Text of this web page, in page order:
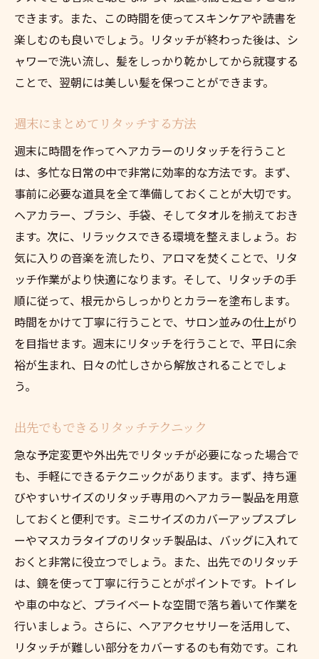
できます。また、この時間を使ってスキンケアや読書を
楽しむのも良いでしょう。リタッチが終わった後は、シ
ャワーで洗い流し、髪をしっかり乾かしてから就寝する
ことで、翌朝には美しい髪を保つことができます。
週末にまとめてリタッチする方法
週末に時間を作ってヘアカラーのリタッチを行うこと
は、多忙な日常の中で非常に効率的な方法です。まず、
事前に必要な道具を全て準備しておくことが大切です。
ヘアカラー、ブラシ、手袋、そしてタオルを揃えておき
ます。次に、リラックスできる環境を整えましょう。お
気に入りの音楽を流したり、アロマを焚くことで、リタ
ッチ作業がより快適になります。そして、リタッチの手
順に従って、根元からしっかりとカラーを塗布します。
時間をかけて丁寧に行うことで、サロン並みの仕上がり
を目指せます。週末にリタッチを行うことで、平日に余
裕が生まれ、日々の忙しさから解放されることでしょ
う。
出先でもできるリタッチテクニック
急な予定変更や外出先でリタッチが必要になった場合で
も、手軽にできるテクニックがあります。まず、持ち運
びやすいサイズのリタッチ専用のヘアカラー製品を用意
しておくと便利です。ミニサイズのカバーアップスプレ
ーやマスカラタイプのリタッチ製品は、バッグに入れて
おくと非常に役立つでしょう。また、出先でのリタッチ
は、鏡を使って丁寧に行うことがポイントです。トイレ
や車の中など、プライベートな空間で落ち着いて作業を
行いましょう。さらに、ヘアアクセサリーを活用して、
リタッチが難しい部分をカバーするのも有効です。これ